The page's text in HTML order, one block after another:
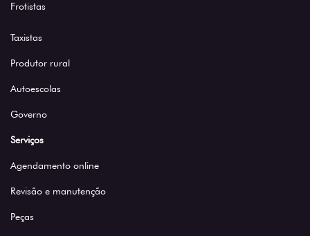
Frotistas
Taxistas
Produtor rural
Autoescolas
Governo
Serviços
Agendamento online
Revisão e manutenção
Peças